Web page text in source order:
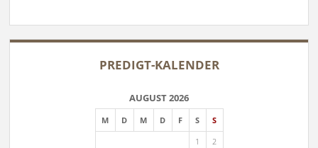
PREDIGT-KALENDER
AUGUST 2026
M D M D F S
S
1
2